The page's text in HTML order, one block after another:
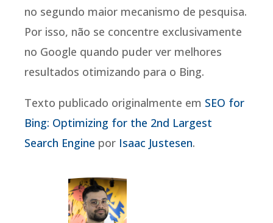
no segundo maior mecanismo de pesquisa.
Por isso, não se concentre exclusivamente
no Google quando puder ver melhores
resultados otimizando para o Bing.
Texto publicado originalmente em SEO for
Bing: Optimizing for the 2nd Largest
Search Engine por Isaac Justesen.